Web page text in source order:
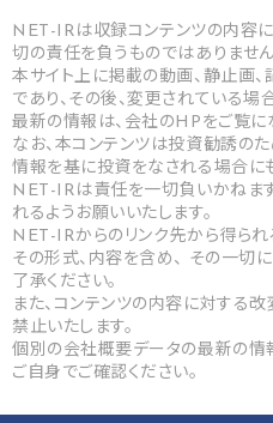
NET-IRは収録コンテンツの内容に
切の責任を負うものではありません
本サイト上に掲載の動画、静止画
であり、その後、変更されている場
最新の情報は、会社のHPをご覧に
なお、本コンテンツは投資勧誘の
情報を基に投資をなされる場合に
NET-IRは責任を一切負いかねま
れるようお願いいたします。
NET-IRからのリンク先から得ら
その形式、内容を含め、 その一切
了承ください。
また、コンテンツの内容に対する
禁止いたします。
個別の会社概要データの最新の情
ご自身でご確認ください。